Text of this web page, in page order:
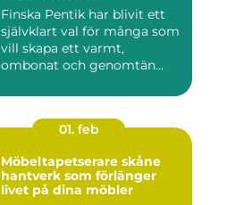
Finska Pentik har blivit ett
självklart val för många som
vill skapa ett varmt,
ombonat och genomtän...
01. feb
Möbeltapetserare skåne
hantverk som förlänger
livet på dina möbler